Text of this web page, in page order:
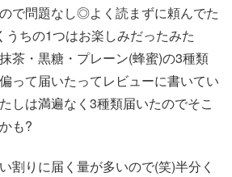
で問題なし◎よく読まずに頼んでた
ちの1つはお楽しみだったみた
茶・黒糖・プレーン(蜂蜜)の3種類
って届いたってレビューに書いてい
しは満遍なく3種類届いたのでそこ
も?
割りに届く量が多いので(笑)半分く